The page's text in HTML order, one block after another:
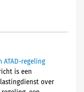
regeling
is een
over